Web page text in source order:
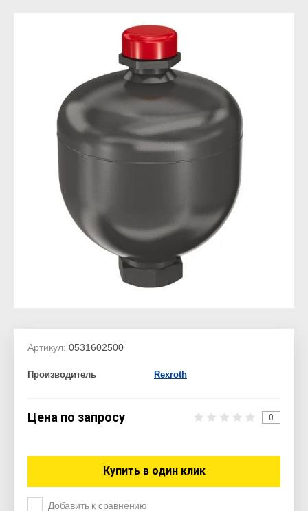
Артикул: 0531602500
Производитель Rexroth
Цена по запросу 0
Купить в один клик
Добавить к сравнению